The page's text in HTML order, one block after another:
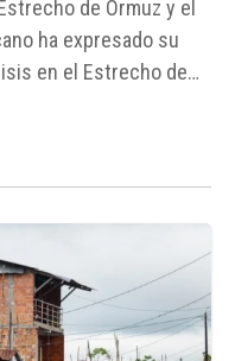
de Ormuz y el
ha expresado su
en el Estrecho de
Esta situación ha